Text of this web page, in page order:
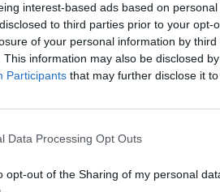
interest-based ads based on
to third parties prior to your opt-
of your personal information by third
This information may also be disclosed
Participants that may further disclose it
Data Processing Opt Outs
opt-out of the Sharing of my personal
nulinį anglies taršos
klimato aktyvistai vadino
nuo akmens anglies, tačiau
pasiekti išsikeltą ambicingą